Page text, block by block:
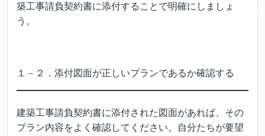
築工事請負契約書に添付することで明確にしましょ
う。
１－２．添付図面が正しいプランであるか確認する
建築工事請負契約書に添付された図面があれば、その
プラン内容をよく確認してください。自分たちが要望